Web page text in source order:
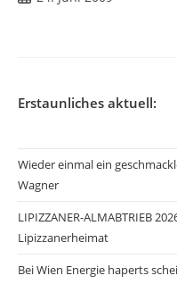
Erstaunliches aktuell:
Wieder einmal ein
Wagner
LIPIZZANER-ALMABTRIEB
Lipizzanerheimat
Bei Wien Energie haperts